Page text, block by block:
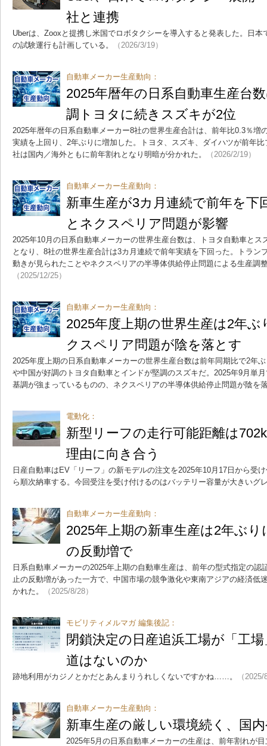
社と連携
Uberは、Zooxと提携し米国でロボタクシーを導入すると発表した。日
の試験運行も計画している。
（2026/3/19）
自動車メーカー生産動向：
2025年暦年の日系自動車生産台
調トヨタに続きスズキが2位
2025年暦年の日系自動車メーカー8社の世界生産合計は、前年比0.3％増
実績を上回り、2年ぶりに増加した。トヨタ、スズキ、ダイハツが前年
社は国内／海外ともに前年割れとなり明暗が分かれた。
（2026/2/19）
自動車メーカー生産動向：
新車生産が3カ月連続で前年を下
とネクスペリア問題が影響
2025年10月の日系自動車メーカーの世界生産台数は、トヨタ自動車とス
となり、8社の世界生産合計は3カ月連続で前年実績を下回った。トラン
動きが見られたことやネクスペリアの半導体供給停止問題による生産調
（2025/12/25）
自動車メーカー生産動向：
2025年度上期の世界生産は2年
クスペリア問題が陰を落とす
2025年度上期の日系自動車メーカーの世界生産台数は前年同期比で2年
や中国が好調のトヨタ自動車とインドが堅調のスズキだ。2025年9月単
基調が強まっているものの、ネクスペリアの半導体供給停止問題が陰を
電動化：
新型リーフの走行可能距離は
理由に向き合う
日産自動車はEV「リーフ」の新モデルの注文を2025年10月17日から受
ら順次納車する。今回受注を受け付けるのはバッテリー容量が大きいグ
自動車メーカー生産動向：
2025年上期の新車生産は2年ぶ
の反動増で
日系自動車メーカーの2025年上期の自動車生産は、前年の型式指定の認
止の反動増があった一方で、中国市場の競争激化や東南アジアの経済低
かれた。
（2025/8/28）
モビリティメルマガ 編集後記：
閉鎖決定の日産追浜工場が「工
道はないのか
跡地利用がカジノとかだとあんまりうれしくないですかね……。 （
自動車メーカー生産動向：
新車生産の厳しい環境続く、国
2025年5月の日系自動車メーカーの生産は、前年割れが